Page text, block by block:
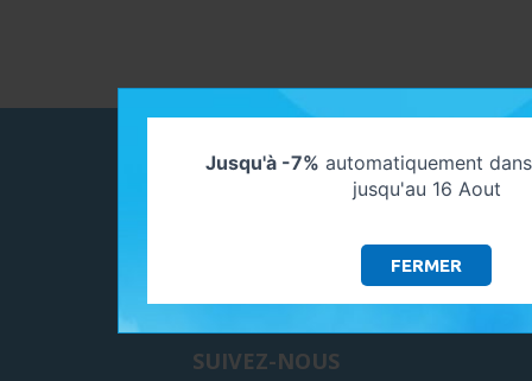
SUIVEZ-NOUS
Jusqu'à -7% automatiquement
jusqu'au 16 Aout
FERMER